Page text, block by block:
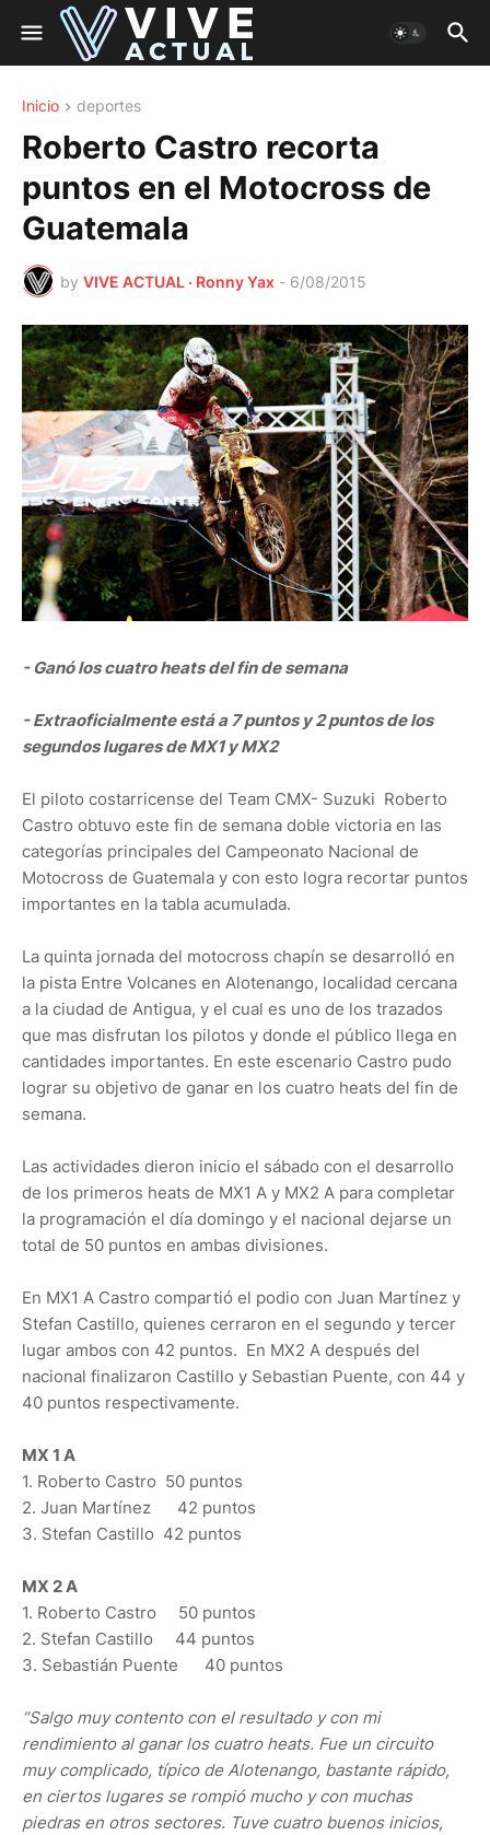
Inicio deportes
Roberto Castro recorta
puntos en el Motocross de
Guatemala
by VIVE ACTUAL · Ronny Yax - 6/08/2015
- Ganó los cuatro heats del fin de semana
- Extraoficialmente está a 7 puntos y 2 puntos de los
segundos lugares de MX1 y MX2
El piloto costarricense del Team CMX- Suzuki Roberto
Castro obtuvo este fin de semana doble victoria en las
categorías principales del Campeonato Nacional de
Motocross de Guatemala y con esto logra recortar puntos
importantes en la tabla acumulada.
La quinta jornada del motocross chapín se desarrolló en
la pista Entre Volcanes en Alotenango, localidad cercana
a la ciudad de Antigua, y el cual es uno de los trazados
que mas disfrutan los pilotos y donde el público llega en
cantidades importantes. En este escenario Castro pudo
lograr su objetivo de ganar en los cuatro heats del fin de
semana.
Las actividades dieron inicio el sábado con el desarrollo
de los primeros heats de MX1 A y MX2 A para completar
la programación el día domingo y el nacional dejarse un
total de 50 puntos en ambas divisiones.
En MX1 A Castro compartió el podio con Juan Martínez y
Stefan Castillo, quienes cerraron en el segundo y tercer
lugar ambos con 42 puntos. En MX2 A después del
nacional finalizaron Castillo y Sebastian Puente, con 44 y
40 puntos respectivamente.
MX 1 A
1. Roberto Castro 50 puntos
2. Juan Martínez 42 puntos
3. Stefan Castillo 42 puntos
MX 2 A
1. Roberto Castro 50 puntos
2. Stefan Castillo 44 puntos
3. Sebastián Puente 40 puntos
“Salgo muy contento con el resultado y con mi
rendimiento al ganar los cuatro heats. Fue un circuito
muy complicado, típico de Alotenango, bastante rápido,
en ciertos lugares se rompió mucho y con muchas
piedras en otros sectores. Tuve cuatro buenos inicios,